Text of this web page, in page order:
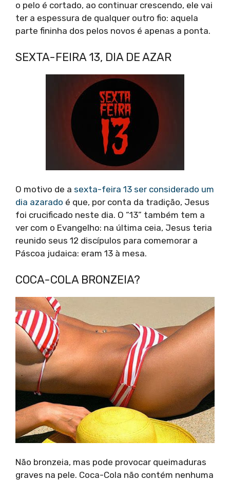
o pelo é cortado, ao continuar crescendo, ele vai
ter a espessura de qualquer outro fio: aquela
parte fininha dos pelos novos é apenas a ponta.
SEXTA-FEIRA 13, DIA DE AZAR
O motivo de a sexta-feira 13 ser considerado um
dia azarado é que, por conta da tradição, Jesus
foi crucificado neste dia. O “13” também tem a
ver com o Evangelho: na última ceia, Jesus teria
reunido seus 12 discípulos para comemorar a
Páscoa judaica: eram 13 à mesa.
COCA-COLA BRONZEIA?
Não bronzeia, mas pode provocar queimaduras
graves na pele. Coca-Cola não contém nenhuma